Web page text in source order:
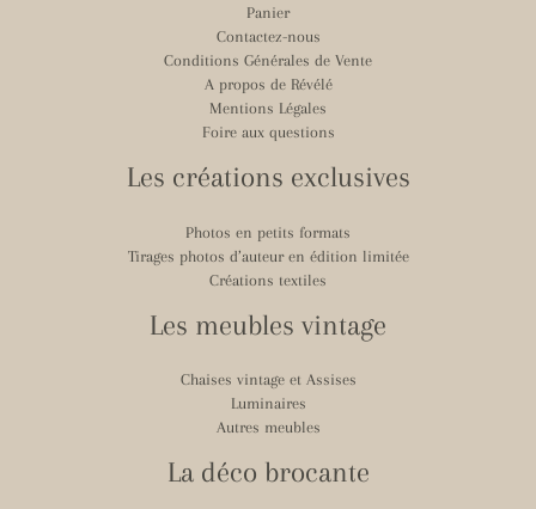
Panier
Contactez-nous
Conditions Générales de Vente
A propos de Révélé
Mentions Légales
Foire aux questions
Les créations exclusives
Photos en petits formats
Tirages photos d’auteur en édition limitée
Créations textiles
Les meubles vintage
Chaises vintage et Assises
Luminaires
Autres meubles
La déco brocante